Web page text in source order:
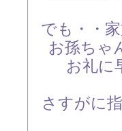
でも・・
お孫ちゃ
お礼に
さすがに